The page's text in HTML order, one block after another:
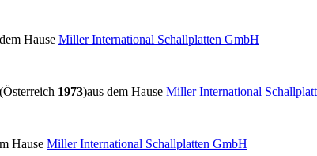
Hause Miller International Schallplatten GmbH
1973)aus dem Hause Miller International
Hause Miller International Schallplatten GmbH